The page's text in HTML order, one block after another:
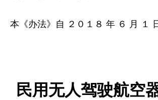
本《办法》自 ２０１８ 年 ６ 月 １
民用无人驾驶航空